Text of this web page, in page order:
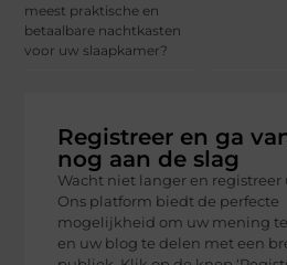
meest praktische en
betaalbare nachtkasten
voor uw slaapkamer?
Registreer en ga
nog aan de slag
Wacht niet langer en registreer
Ons platform biedt de perfecte
mogelijkheid om uw mening
en uw blog te delen met een